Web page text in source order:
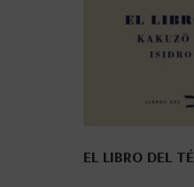
EL LIBRO DEL TÉ